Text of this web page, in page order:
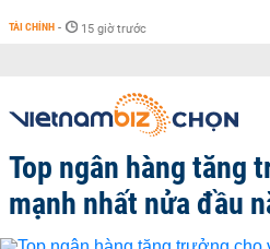
TÀI CHÍNH - 15 giờ trước
Top ngân hàng tăng
mạnh nhất nửa đầu